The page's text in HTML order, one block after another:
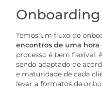
Onboarding
Temos um fluxo de
encontros de uma hora
processo é bem flexível.
sendo adaptado de
e maturidade de cada
levar a formatos de